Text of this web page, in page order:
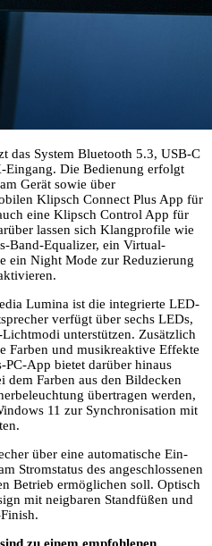
das System Bluetooth 5.3, USB-C
Die Bedienung erfolgt
Gerät sowie über
Klipsch Connect Plus App für
eine Klipsch Control App für
lassen sich Klangprofile wie
Band-Equalizer, ein Virtual-
ein Night Mode zur Reduzierung
Lumina ist die integrierte LED-
verfügt über sechs LEDs,
unterstützen. Zusätzlich
Farben und musikreaktive Effekte
App bietet darüber hinaus
dem Farben aus den Bildecken
übertragen werden,
11 zur Synchronisation mit
über eine automatische Ein-
Stromstatus des angeschlossenen
Betrieb ermöglichen soll. Optisch
mit neigbaren Standfüßen und